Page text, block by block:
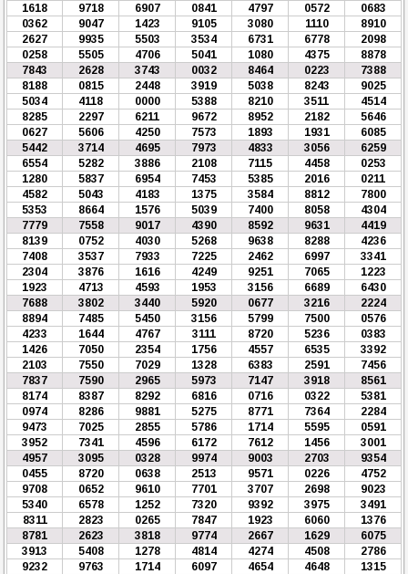
1618
9718 6907 0841 4797 0572
0683
0362
9047 1423 9105 3080 1110
8910
2627
9935 5503 3534 6731 6778
2098
0258
5505 4706 5041 1080 4375
8878
7843
2628 3743 0032 8464 0223
7388
8188
0815 2448 3919 5038 8243
9025
5034
4118 0000 5388 8210 3511
4514
8285
2297 6211 9672 8952 2182
5646
0627
5606 4250 7573 1893 1931
6085
5442
3714 4695 7973 4833 3056
6259
6554
5282 3886 2108 7115 4458
0253
1280
5837 6954 7453 5385 2016
0211
4582
5043 4183 1375 3584 8812
7800
5353
8664 1576 5039 7400 8058
4304
7779
7558 9017 4390 8592 9631
4419
8139
0752 4030 5268 9638 8288
4236
7408
3537 7933 7225 2462 6997
3341
2304
3876 1616 4249 9251 7065
1223
1923
4713 4593 1953 3156 6689
6430
7688
3802 3440 5920 0677 3216
2224
8894
7485 5450 3156 5799 7500
0576
4233
1644 4767 3111 8720 5236
0383
1426
7050 2354 1756 4557 6535
3392
2103
7550 7029 1328 6383 2591
7456
7837
7590 2965 5973 7147 3918
8561
8174
8387 8292 6816 0716 0322
5381
0974
8286 9881 5275 8771 7364
2284
9473
7025 2855 5786 1714 5595
0591
3952
7341 4596 6172 7612 1456
3001
4957
3095 0328 9974 9003 2703
9354
0455
8720 0638 2513 9571 0226
4752
9708
0652 9610 7701 3707 2698
9023
5340
6578 1252 7320 9392 3975
3491
8311
2823 0265 7847 1923 6060
1376
8781
2623 3818 9774 2667 1629
6075
3913
5408 1278 4814 4274 4508
2786
9232
9763 1714 6097 4654 4648
1315